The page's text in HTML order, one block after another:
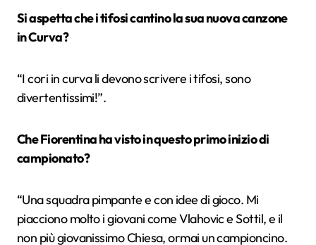
Si aspetta che i tifosi cantino la sua nuova canzone
in Curva?
“I cori in curva li devono scrivere i tifosi, sono
divertentissimi!”.
Che Fiorentina ha visto in questo primo inizio di
campionato?
“Una squadra pimpante e con idee di gioco. Mi
piacciono molto i giovani come Vlahovic e Sottil, e il
non più giovanissimo Chiesa, ormai un campioncino.